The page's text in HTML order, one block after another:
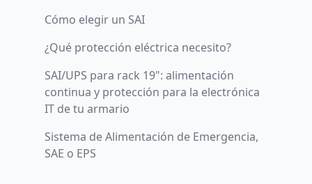
Cómo elegir un SAI
¿Qué protección eléctrica necesito?
SAI/UPS para rack 19": alimentación
continua y protección para la electrónica
IT de tu armario
Sistema de Alimentación de Emergencia,
SAE o EPS